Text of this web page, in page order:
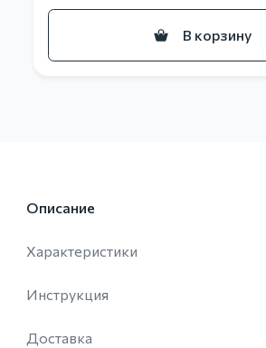
В корзину
Описание
Характеристики
Инструкция
Доставка